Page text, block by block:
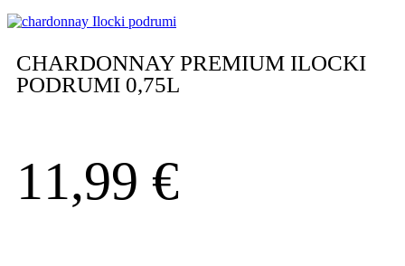
CHARDONNAY PREMIUM ILOCKI
PODRUMI 0,75L
11,99 €